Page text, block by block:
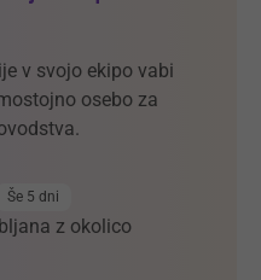
v svojo ekipo vabi
osebo za
Še 5 dni
z okolico